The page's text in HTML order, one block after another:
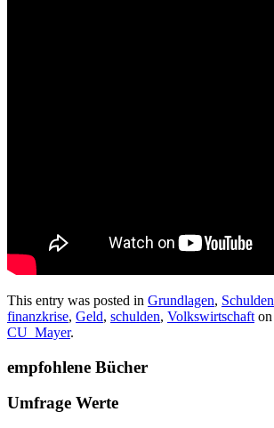
This entry was posted in Grundlagen, Schulden
finanzkrise, Geld, schulden, Volkswirtschaft on
CU_Mayer.
empfohlene Bücher
Umfrage Werte